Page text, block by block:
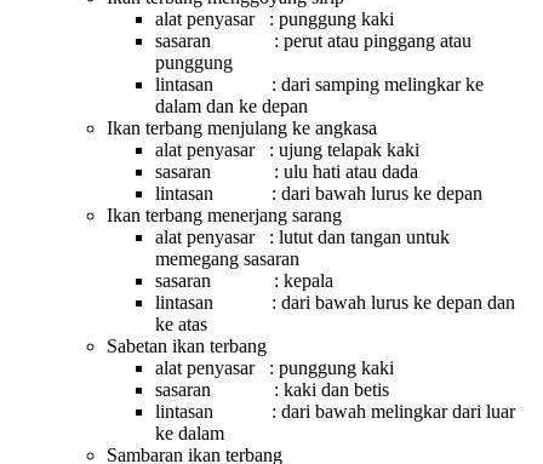
alat penyasar : punggung kaki
sasaran : perut atau pinggang atau
punggung
lintasan : dari samping melingkar ke
dalam dan ke depan
Ikan terbang menjulang ke angkasa
alat penyasar : ujung telapak kaki
sasaran : ulu hati atau dada
lintasan : dari bawah lurus ke depan
Ikan terbang menerjang sarang
alat penyasar : lutut dan tangan untuk
memegang sasaran
sasaran : kepala
lintasan : dari bawah lurus ke depan dan
ke atas
Sabetan ikan terbang
alat penyasar : punggung kaki
sasaran : kaki dan betis
lintasan : dari bawah melingkar dari luar
ke dalam
Sambaran ikan terbang